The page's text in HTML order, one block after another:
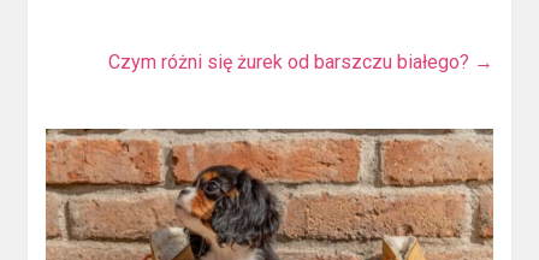
Czym różni się żurek od barszczu białego? →